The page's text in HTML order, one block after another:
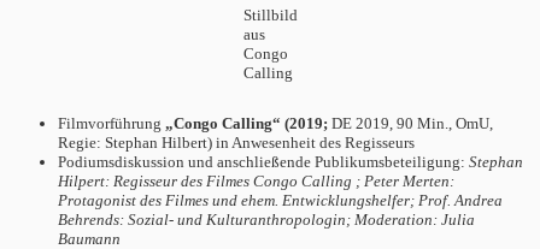
Stillbild
aus
Congo
Calling
Filmvorführung „Congo Calling“ (2019; DE 2019, 90 Min., OmU,
Regie: Stephan Hilbert) in Anwesenheit des Regisseurs
Podiumsdiskussion und anschließende Publikumsbeteiligung: Stephan
Hilpert: Regisseur des Filmes Congo Calling ; Peter Merten:
Protagonist des Filmes und ehem. Entwicklungshelfer; Prof. Andrea
Behrends: Sozial- und Kulturanthropologin; Moderation: Julia
Baumann